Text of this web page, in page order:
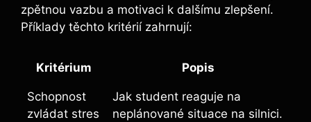
zpětnou vazbu a motivaci k dalšímu zlepšení.
Příklady těchto kritérií zahrnují:
Kritérium Popis
Schopnost
zvládat stres
Jak student reaguje na
neplánované situace na silnici.